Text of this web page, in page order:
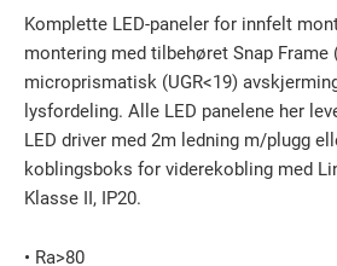
Komplette LED-paneler for innfelt
montering med tilbehøret Snap Frame
microprismatisk (UGR<19)
lysfordeling. Alle LED panelene her
LED driver med 2m ledning m/plugg
koblingsboks for viderekobling med
Klasse II, IP20.
• Ra>80